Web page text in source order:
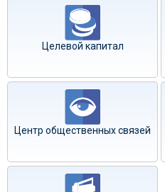
Целевой капитал
Центр общественных связей